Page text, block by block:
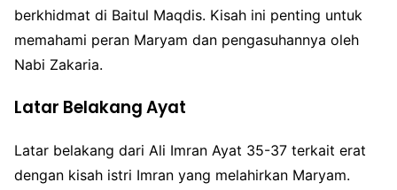
berkhidmat di Baitul Maqdis. Kisah ini penting untuk
memahami peran Maryam dan pengasuhannya oleh
Nabi Zakaria.
Latar Belakang Ayat
Latar belakang dari Ali Imran Ayat 35-37 terkait erat
dengan kisah istri Imran yang melahirkan Maryam.